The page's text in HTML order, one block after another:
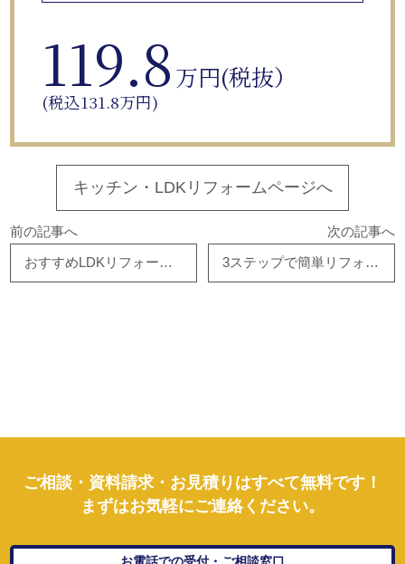
119.8万円(税抜）
(税込131.8万円)
キッチン・LDKリフォームページへ
前の記事へ
おすすめLDKリフォームプラン
次の記事へ
3ステップで簡単リフォーム
ご相談・資料請求・お見積りはすべて無料です！
まずはお気軽にご連絡ください。